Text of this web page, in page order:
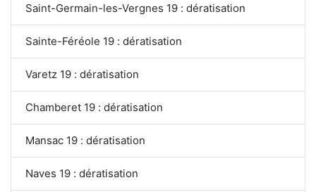
Saint-Germain-les-Vergnes 19 : dératisation
Sainte-Féréole 19 : dératisation
Varetz 19 : dératisation
Chamberet 19 : dératisation
Mansac 19 : dératisation
Naves 19 : dératisation